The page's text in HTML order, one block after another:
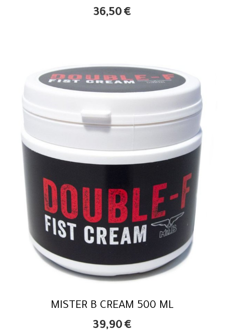
36,50 €
MISTER B CREAM 500 ML
39,90 €